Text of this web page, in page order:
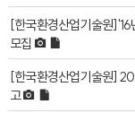
[한국환경산업기술원]'16
모집
[한국환경산업기술원]
고